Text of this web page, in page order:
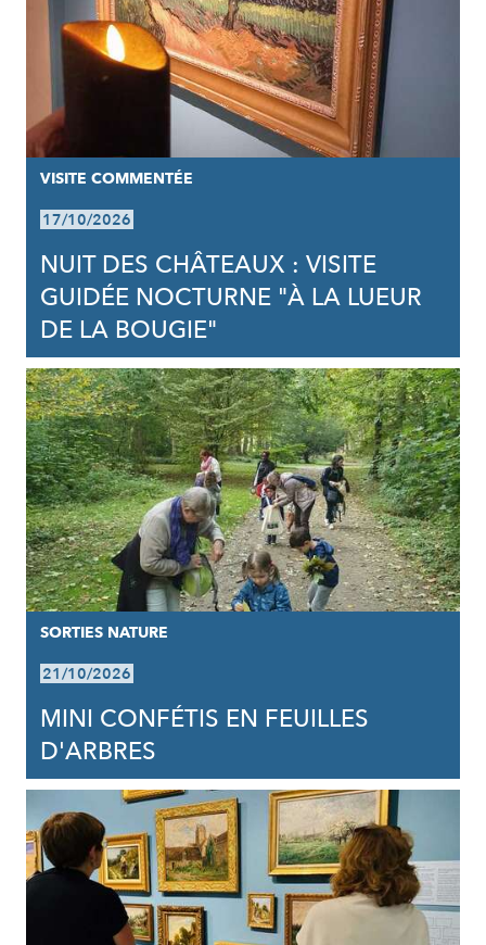
VISITE COMMENTÉE
17/10/2026
NUIT DES CHÂTEAUX : VISITE
GUIDÉE NOCTURNE "À LA LUEUR
DE LA BOUGIE"
SORTIES NATURE
21/10/2026
MINI CONFÉTIS EN FEUILLES
D'ARBRES